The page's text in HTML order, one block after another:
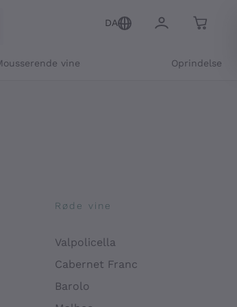
DA
vine Oprindelse
Røde vine
Valpolicella
Cabernet Franc
Barolo
tilbud